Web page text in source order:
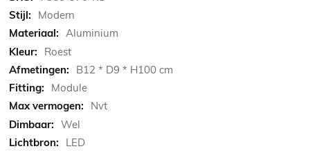
Modern
Aluminium
Roest
B12 * D9 * H100 cm
Module
Nvt
Wel
LED